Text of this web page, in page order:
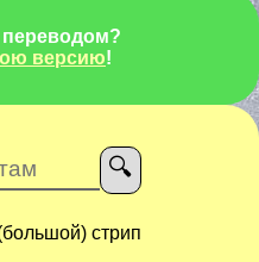
переводом?
версию!
стрип